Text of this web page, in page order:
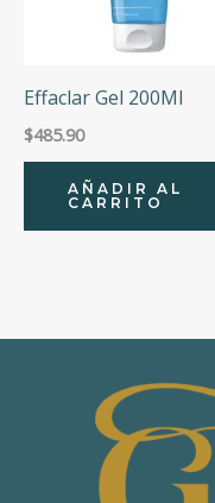
Effaclar Gel 200Ml
$485.90
AÑADIR AL
CARRITO